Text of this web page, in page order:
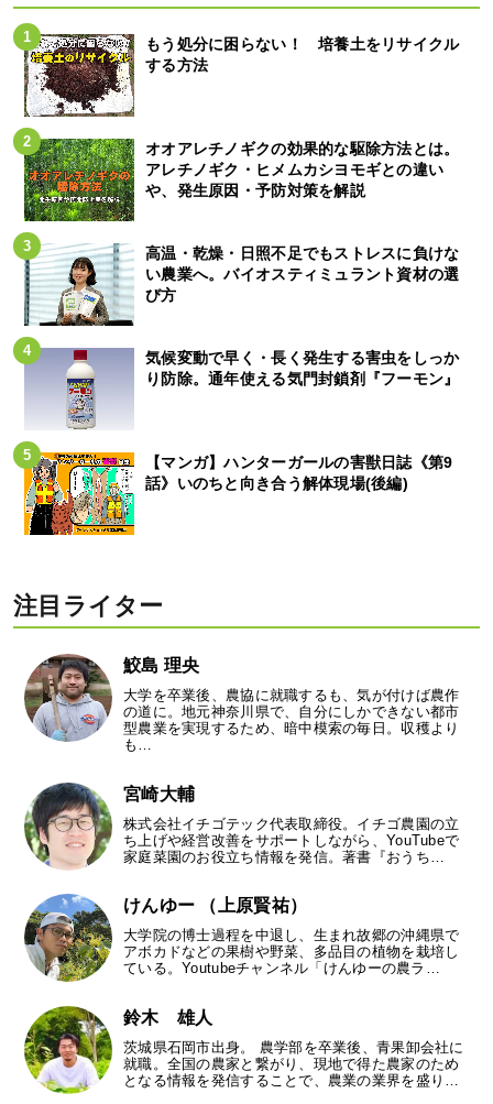
もう処分に困らない！ 培養土をリサイクル
する方法
オオアレチノギクの効果的な駆除方法とは。
アレチノギク・ヒメムカシヨモギとの違い
や、発生原因・予防対策を解説
高温・乾燥・日照不足でもストレスに負けな
い農業へ。バイオスティミュラント資材の選
び方
気候変動で早く・長く発生する害虫をしっか
り防除。通年使える気門封鎖剤『フーモン』
【マンガ】ハンターガールの害獣日誌《第9
話》いのちと向き合う解体現場(後編)
注目ライター
鮫島 理央
大学を卒業後、農協に就職するも、気が付けば農作
の道に。地元神奈川県で、自分にしかできない都市
型農業を実現するため、暗中模索の毎日。収穫より
も…
宮崎大輔
株式会社イチゴテック代表取締役。イチゴ農園の立
ち上げや経営改善をサポートしながら、YouTubeで
家庭菜園のお役立ち情報を発信。著書『おうち…
けんゆー （上原賢祐）
大学院の博士過程を中退し、生まれ故郷の沖縄県で
アボカドなどの果樹や野菜、多品目の植物を栽培し
ている。Youtubeチャンネル「けんゆーの農ラ…
鈴木 雄人
茨城県石岡市出身。 農学部を卒業後、青果卸会社に
就職。全国の農家と繋がり、現地で得た農家のため
となる情報を発信することで、農業の業界を盛り…